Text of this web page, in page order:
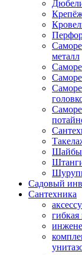
металл
Шайбы
Садовый
Сантехника